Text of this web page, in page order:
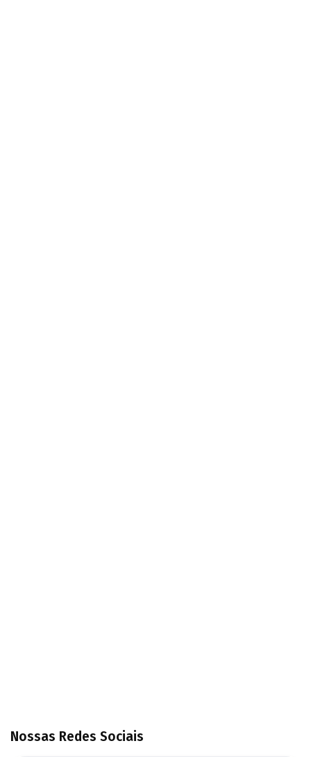
Nossas Redes Sociais